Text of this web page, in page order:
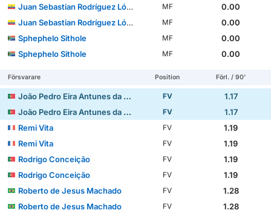
Juan Sebastian Rodríguez López
MF
0.00
Juan Sebastian Rodríguez López
MF
0.00
Sphephelo Sithole
MF
0.00
Sphephelo Sithole
MF 0.00
Försvarare Position Förl. / 90'
João Pedro Eira Antunes da Silva FV
1.17
João Pedro Eira Antunes da Silva
FV
1.17
Remi Vita
FV
1.19
Remi Vita
FV
1.19
Rodrigo Conceição
FV
1.19
Rodrigo Conceição
FV
1.19
Roberto de Jesus Machado
FV
1.28
Roberto de Jesus Machado
FV
1.28